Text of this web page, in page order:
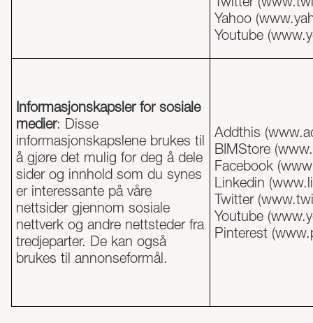
Yahoo (
Youtube (
Informasjonskapsler for sosiale
medier: Disse
informasjonskapslene brukes til
å gjøre det mulig for deg å dele
sider og innhold som du synes
er interessante på våre
nettsider gjennom sosiale
nettverk og andre nettsteder fra
tredjeparter. De kan også
brukes til annonseformål.
Addthis (
BIMStore (
Facebook (
Linkedin (
Twitter (
Youtube (
Pinterest (